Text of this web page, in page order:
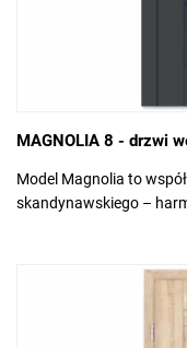
MAGNOLIA 8 - drzwi
Model Magnolia to
skandynawskiego –